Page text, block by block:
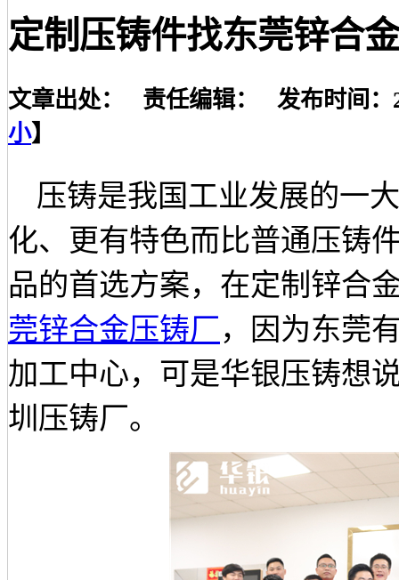
定制压铸件找东莞锌合
文章出处： 责任编辑： 发布时间：
小】
压铸是我国工业发展的一
化、更有特色而比普通压铸
品的首选方案，在定制锌合
莞锌合金压铸厂，因为东莞
加工中心，可是华银压铸想
圳压铸厂。